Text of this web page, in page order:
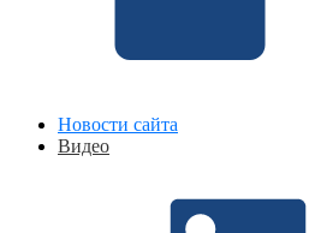
Новости сайта
Видео